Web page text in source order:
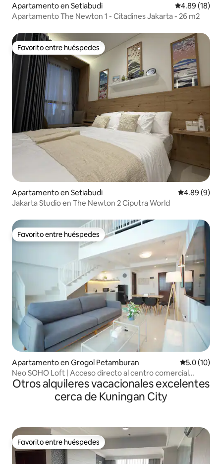
Apartamento en Setiabudi Calificación
4.89 (18)
Apartamento The Newton 1 - Citadines Jakarta - 26 m2
Favorito entre huéspedes
Favorito entre huéspedes
Apartamento en Setiabudi Calificación
4.89 (9)
Jakarta Studio en The Newton 2 Ciputra World
Favorito entre huéspedes
Favorito entre huéspedes
Apartamento en Grogol Petamburan Calificación
5.0 (10)
Neo SOHO Loft | Acceso directo al centro comercial
Central Park
Otros alquileres vacacionales excelentes
cerca de Kuningan City
Favorito entre huéspedes
Favorito entre huéspedes